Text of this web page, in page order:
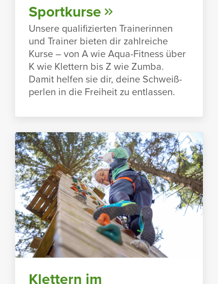
Sport­kurse
Unsere quali­fi­zierten Trai­ne­rinnen
und Trainer bieten dir zahl­reiche
Kurse – von A wie Aqua-Fitness über
K wie Klet­tern bis Z wie Zumba.
Damit helfen sie dir, deine Schweiß­
perlen in die Frei­heit zu entlassen.
Klet­tern im